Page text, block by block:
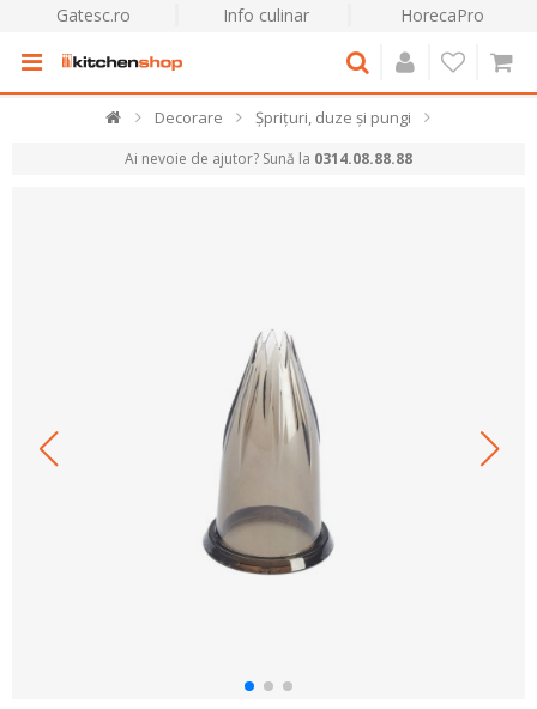
Gatesc.ro Info culinar HorecaPro
Decorare Șprițuri, duze și pungi
Ai nevoie de ajutor? Sună la 0314.08.88.88